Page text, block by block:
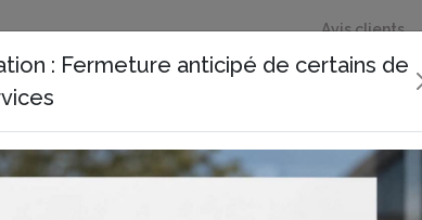
Avis clients
: Fermeture anticipé de certains de